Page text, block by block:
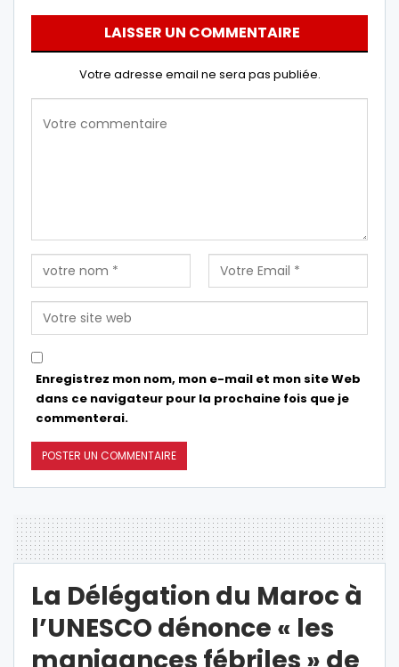
LAISSER UN COMMENTAIRE
Votre adresse email ne sera pas publiée.
Enregistrez mon nom, mon e-mail et mon site Web
dans ce navigateur pour la prochaine fois que je
commenterai.
La Délégation du Maroc à
l’UNESCO dénonce « les